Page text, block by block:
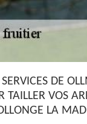
SERVICES DE
TAILLER VOS
LA